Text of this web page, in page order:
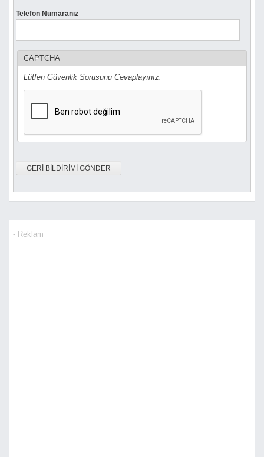
Telefon Numaranız
CAPTCHA
Lütfen Güvenlik Sorusunu Cevaplayınız.
- Reklam